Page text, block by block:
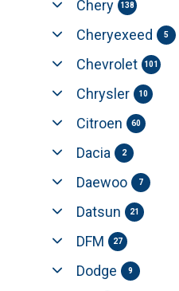
Chery 138
Cheryexeed 5
Chevrolet 101
Chrysler 10
Citroen 60
Dacia 2
Daewoo 7
Datsun 21
DFM 27
Dodge 9